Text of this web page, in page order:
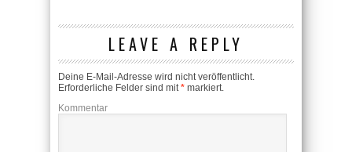
LEAVE A REPLY
Deine E-Mail-Adresse wird nicht veröffentlicht.
Erforderliche Felder sind mit* markiert.
Kommentar